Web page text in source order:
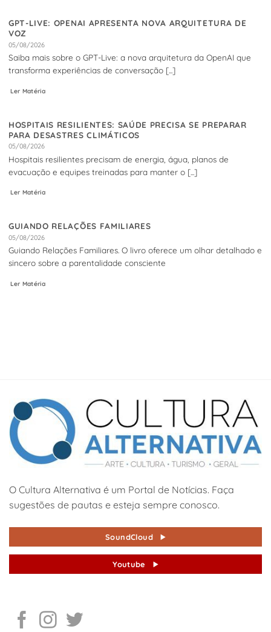
GPT-LIVE: OPENAI APRESENTA NOVA ARQUITETURA DE
VOZ
05/08/2026
Saiba mais sobre o GPT-Live: a nova arquitetura da OpenAI que
transforma experiências de conversação [...]
Ler Matéria
HOSPITAIS RESILIENTES: SAÚDE PRECISA SE PREPARAR
PARA DESASTRES CLIMÁTICOS
05/08/2026
Hospitais resilientes precisam de energia, água, planos de
evacuação e equipes treinadas para manter o [...]
Ler Matéria
GUIANDO RELAÇÕES FAMILIARES
05/08/2026
Guiando Relações Familiares. O livro oferece um olhar detalhado e
sincero sobre a parentalidade consciente
Ler Matéria
O Cultura Alternativa é um Portal de Notícias. Faça
sugestões de pautas e esteja sempre conosco.
SoundCloud
Youtube